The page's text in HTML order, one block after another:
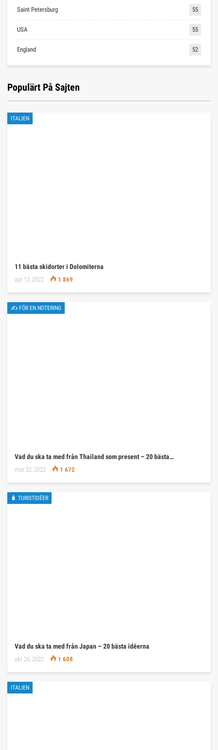
Saint Petersburg 55
USA 55
England 52
Populärt På Sajten
ITALIEN
11 bästa skidorter i Dolomiterna
apr 13, 2022 1 869
✍ FÖR EN NOTERING
Vad du ska ta med från Thailand som present – 20 bästa…
mar 22, 2022 1 672
🧳 TURISTIDÉER
Vad du ska ta med från Japan – 20 bästa idéerna
okt 26, 2022 1 608
ITALIEN